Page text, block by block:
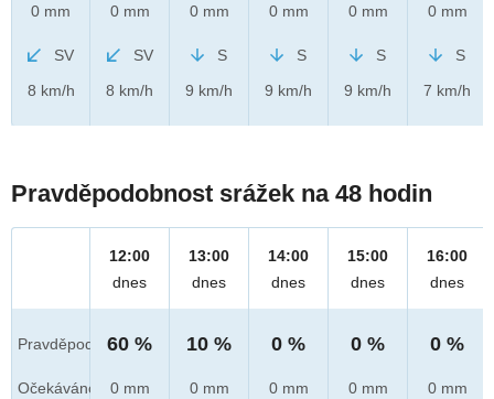
0 mm
SV
8 km/h
0 mm
SV
8 km/h
0 mm
S
9 km/h
0 mm
S
9 km/h
0 mm
S
9 km/h
0 mm
S
7 km/h
Pravděpodobnost srážek na 48 hodin
Pravděpod.
Očekáváno
12:00
dnes
60 %
0 mm
13:00
dnes
10 %
0 mm
14:00
dnes
0 %
0 mm
15:00
dnes
0 %
0 mm
16:00
dnes
0 %
0 mm